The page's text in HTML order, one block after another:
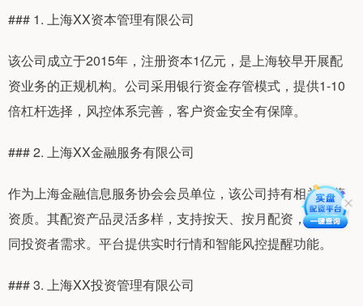
### 1. 上海XX资本管理有限公司
该公司成立于2015年，注册资本1亿元，是上海较早开展配
资业务的正规机构。公司采用银行资金存管模式，提供1-10
倍杠杆选择，风控体系完善，客户资金安全有保障。
### 2. 上海XX金融服务有限公司
作为上海金融信息服务协会会员单位，该公司持有相关经营
资质。其配资产品灵活多样，支持按天、按月配资，满足不
同投资者需求。平台提供实时行情和智能风控提醒功能。
### 3. 上海XX投资管理有限公司